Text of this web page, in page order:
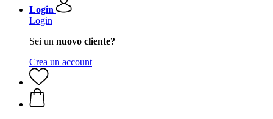
Login
Login
Sei un nuovo cliente?
Crea un account